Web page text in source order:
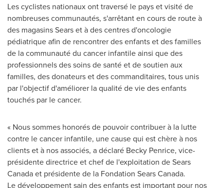
Les cyclistes nationaux ont traversé le pays et visité de
nombreuses communautés, s'arrêtant en cours de route à
des magasins Sears et à des centres d'oncologie
pédiatrique afin de rencontrer des enfants et des familles
de la communauté du cancer infantile ainsi que des
professionnels des soins de santé et de soutien aux
familles, des donateurs et des commanditaires, tous unis
par l'objectif d'améliorer la qualité de vie des enfants
touchés par le cancer.
« Nous sommes honorés de pouvoir contribuer à la lutte
contre le cancer infantile, une cause qui est chère à nos
clients et à nos associés, a déclaré Becky Penrice, vice-
présidente directrice et chef de l'exploitation de Sears
Canada et présidente de la Fondation Sears Canada.
Le développement sain des enfants est important pour nos